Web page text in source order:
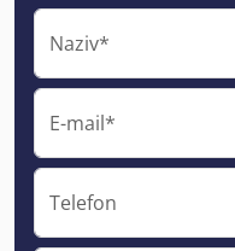
Naziv*
E-mail*
Telefon